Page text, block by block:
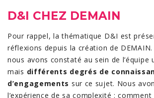
D&I CHEZ DEMAIN
Pour rappel, la thématique D&I est
réflexions depuis la création de
nous avons constaté au sein de l’équipe
mais différents degrés de
d’engagements sur ce sujet. Nous
l’expérience de sa complexité :